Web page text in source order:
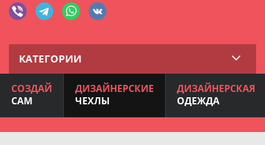
КАТЕГОРИИ
СОЗДАЙ
САМ
ДИЗАЙНЕРСКИЕ
ЧЕХЛЫ
ДИЗАЙНЕРСКАЯ
ОДЕЖДА